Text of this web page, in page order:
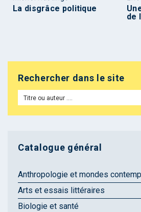
La disgrâce politique
de
Rechercher dans le site
Catalogue général
Anthropologie et mondes
Arts et essais littéraires
Biologie et santé